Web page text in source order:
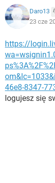
Daro13
23 cze
https://
46e8-8347-
logujesz się